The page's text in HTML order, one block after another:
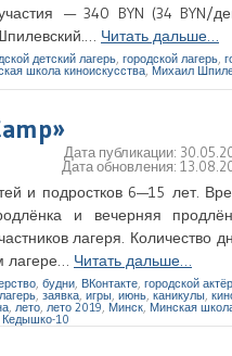
— 340 BYN (34 BYN/
Читать дальше…
детский лагерь городской лагерь
школа киноискусства, Михаил
Дата публикации:
Дата обновления:
и подростков 6—15 лет.
и вечерняя
лагеря. Количество
лагере… Читать дальше…
будни ВКонтакте городской
, заявка игры июнь каникулы
лето лето 2019 Минск , Минская
10